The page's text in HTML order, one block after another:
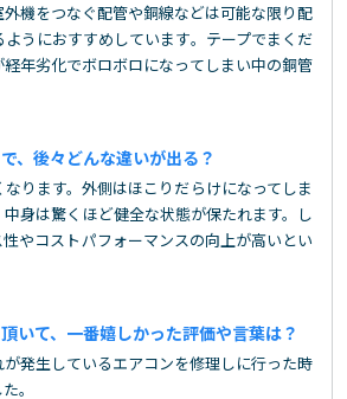
機をつなぐ配管や銅線などは可能な限り配
うにおすすめしています。テープでまくだ
年劣化でボロボロになってしまい中の銅管
、後々どんな違いが出る？
ります。外側はほこりだらけになってしま
身は驚くほど健全な状態が保たれます。し
やコストパフォーマンスの向上が高いとい
いて、一番嬉しかった評価や言葉は？
発生しているエアコンを修理しに行った時
。